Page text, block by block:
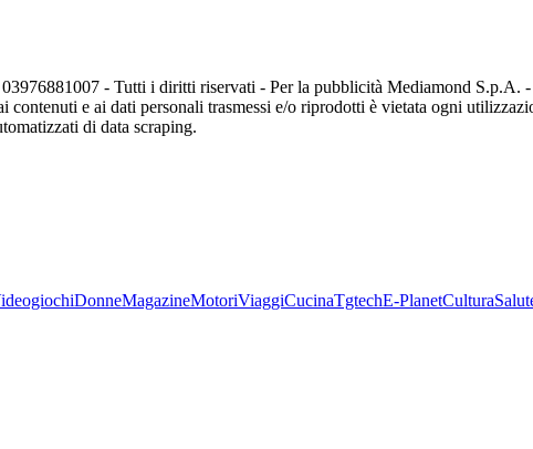
- Tutti i diritti riservati - Per la pubblicità Mediamond S.p.A.
contenuti e ai dati personali trasmessi e/o riprodotti è vietata ogni
di data scraping.
DonneMagazineMotoriViaggiCucinaTgtechE-PlanetCultura